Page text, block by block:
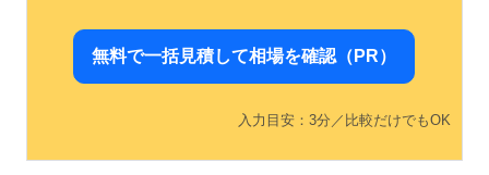
無料で一括見積して相場を確認（PR）
入力目安：3分／比較だけでもOK